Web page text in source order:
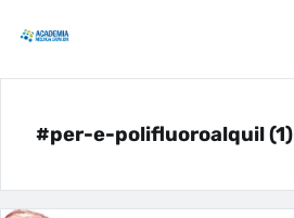
#per-e-polifluoroalquil (1)